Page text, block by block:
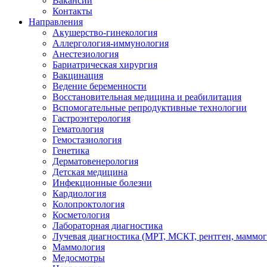
Контакты
Направления
Акушерство-гинекология
Аллергология-иммунология
Анестезиология
Бариатрическая хирургия
Вакцинация
Ведение беременности
Восстановительная медицина и реабилитация
Вспомогательные репродуктивные технологии
Гастроэнтерология
Гематология
Гемостазиология
Генетика
Дерматовенерология
Детская медицина
Инфекционные болезни
Кардиология
Колопроктология
Косметология
Лабораторная диагностика
Лучевая диагностика (МРТ, МСКТ, рентген,
Маммология
Медосмотры